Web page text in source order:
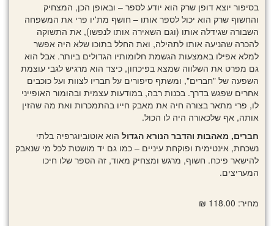
בסיפור יוצא דופן שרק הוא יודע לספר – ובאופן הכן, המצחיק
והחשוף שרק הוא יכול לספר אותו – חושף מת'יו פרי את המשפחה
השבורה שגידלה אותו (וגם השאירה אותו לנפשו), את התשוקה
להכרה שהניעה אותו לתהילה, ואת החלל בתוכו שלא היה אפשר
למלא אפילו באמצעות הגשמת חלומותיו הגדולים ביותר. אבל הוא
גם מפרט את השלווה שמצא בפיכחון, כיצד הוא מרגיש לגבי עוצמת
השפעה של "חברים", ומשתף סיפורים על חבריו לצוות ועל כוכבים
אחרים שפגש בדרך. בכנות רבה, במודעות עצמית ובהומור האופייני
לו, פרי מתאר בצורה חיה את מאבק חייו בהתמכרות ואת מה שהזין
אותה, אף שלכאורה היה לו הכול.
חברים, מאהבות והדבר הנורא הגדול הוא אוטוביוגרפיה בלתי
נשכחת, אינטימית ופוקחת עיניים – כמו גם יד מושטת לכל מי שנאבק
להישאר פיכח. חשוף, מרגש ומצחיק מאוד, זה הספר שלו חיכו
המעריצים.
מחיר: 118.00 ₪